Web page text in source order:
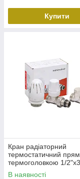
Купити
Кран радіаторний
термостатичний
термоголовкою 1/
SET-15(Комплект)
В наявності